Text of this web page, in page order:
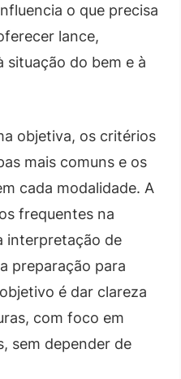
o que precisa
lance,
situação do bem e à
objetiva, os critérios
mais comuns e os
cada modalidade. A
frequentes na
interpretação de
preparação para
é dar clareza
com foco em
sem depender de